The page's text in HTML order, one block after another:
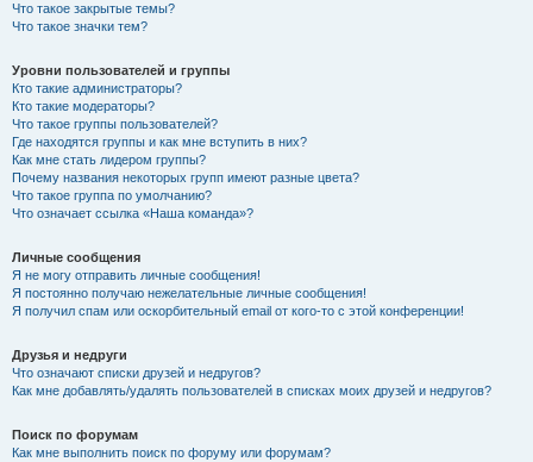
Что такое закрытые темы?
Что такое значки тем?
Уровни пользователей и группы
Кто такие администраторы?
Кто такие модераторы?
Что такое группы пользователей?
Где находятся группы и как мне вступить в них?
Как мне стать лидером группы?
Почему названия некоторых групп имеют разные цвета?
Что такое группа по умолчанию?
Что означает ссылка «Наша команда»?
Личные сообщения
Я не могу отправить личные сообщения!
Я постоянно получаю нежелательные личные сообщения!
Я получил спам или оскорбительный email от кого-то с этой конференции!
Друзья и недруги
Что означают списки друзей и недругов?
Как мне добавлять/удалять пользователей в списках моих друзей и недругов?
Поиск по форумам
Как мне выполнить поиск по форуму или форумам?